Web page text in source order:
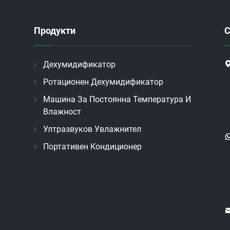
Продукти
Дехумидификатор
Ротационен Дехумидификатор
Машина За Постоянна Температура И
Влажност
Ултразвуков Увлажнител
Портативен Кондиционер